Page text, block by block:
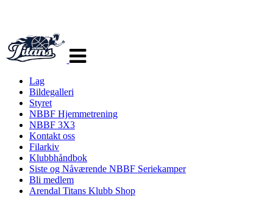
navigasjon
Lag
Bildegalleri
Styret
NBBF Hjemmetrening
NBBF 3X3
Kontakt oss
Filarkiv
Klubbhåndbok
Siste og Nåværende NBBF Seriekamper
Bli medlem
Arendal Titans Klubb Shop